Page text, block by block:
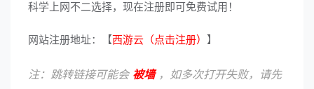
科学上网不二选择，现在注册即可免费试用！
网站注册地址：【西游云（点击注册） 】
注：跳转链接可能会 被墙，如多次打开失败，请先